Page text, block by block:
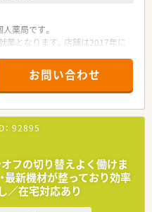
薬局です。
業となります。店舗は2017年に
お問い合わせ
92895
オフの切り替えよく働けま
最新機材が整っており効率
／在宅対応あり